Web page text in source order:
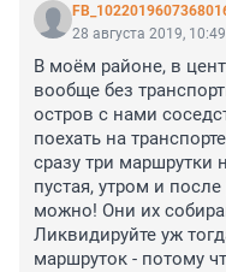
28 августа 2019, 10:49
В моём районе, в
вообще без
остров с нами
поехать на
сразу три маршрутки
пустая, утром и
можно! Они их
Ликвидируйте уж
маршруток - потому